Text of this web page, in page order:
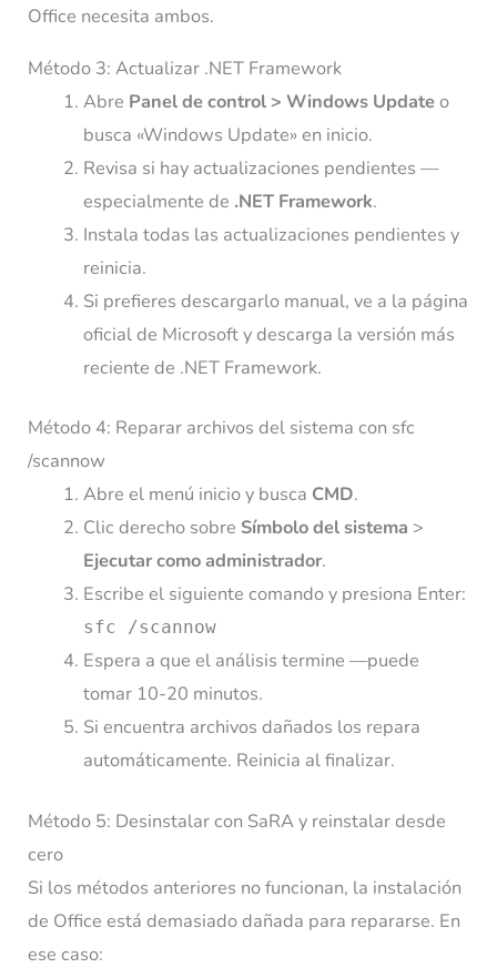
Office necesita ambos.
Método 3: Actualizar .NET Framework
Abre Panel de control > Windows Updateo
busca «Windows Update» en inicio.
Revisa si hay actualizaciones pendientes —
especialmente de .NET Framework.
Instala todas las actualizaciones pendientes y
reinicia.
Si prefieres descargarlo manual, ve a la página
oficial de Microsoft y descarga la versión más
reciente de .NET Framework.
Método 4: Reparar archivos del sistema con sfc
/scannow
Abre el menú inicio y busca CMD.
Clic derecho sobre Símbolo del sistema >
Ejecutar como administrador.
Escribe el siguiente comando y presiona Enter:
sfc /scannow
Espera a que el análisis termine —puede
tomar 10-20 minutos.
Si encuentra archivos dañados los repara
automáticamente. Reinicia al finalizar.
Método 5: Desinstalar con SaRA y reinstalar desde
cero
Si los métodos anteriores no funcionan, la instalación
de Office está demasiado dañada para repararse. En
ese caso: